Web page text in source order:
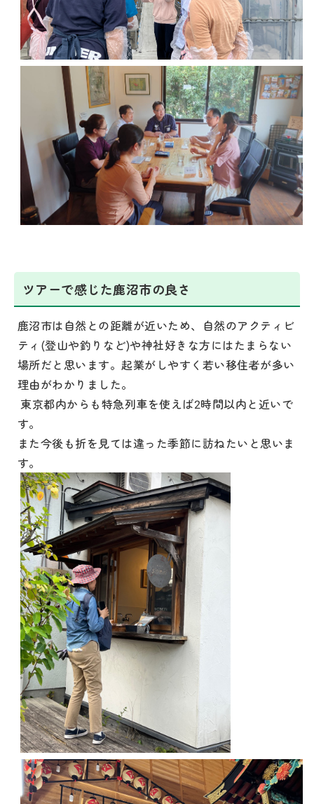
ツアーで感じた鹿沼市の良さ
鹿沼市は自然との距離が近いため、自然のアクティビ
ティ(登山や釣りなど)や神社好きな方にはたまらない
場所だと思います。起業がしやすく若い移住者が多い
理由がわかりました。
東京都内からも特急列車を使えば2時間以内と近いで
す。
また今後も折を見ては違った季節に訪ねたいと思いま
す。